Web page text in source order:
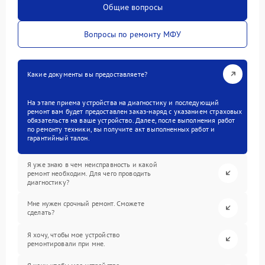
Общие вопросы
Вопросы по ремонту МФУ
Какие документы вы предоставляете?
На этапе приема устройства на диагностику и последующий
ремонт вам будет предоставлен заказ-наряд с указанием страховых
обязательств на ваше устройство. Далее, после выполнения работ
по ремонту техники, вы получите акт выполненных работ и
гарантийный талон.
Я уже знаю в чем неисправность и какой
ремонт необходим. Для чего проводить
диагностику?
Мне нужен срочный ремонт. Сможете
сделать?
Я хочу, чтобы мое устройство
ремонтировали при мне.